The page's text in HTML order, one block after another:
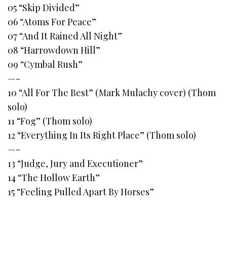
05 “Skip Divided”
06 “Atoms For Peace”
07 “And It Rained All Night”
08 “Harrowdown Hill”
09 “Cymbal Rush”
—-
10 “All For The Best” (Mark Mulachy cover) (Thom
solo)
11 “Fog” (Thom solo)
12 “Everything In Its Right Place” (Thom solo)
—-
13 “Judge, Jury and Executioner”
14 “The Hollow Earth”
15 “Feeling Pulled Apart By Horses”